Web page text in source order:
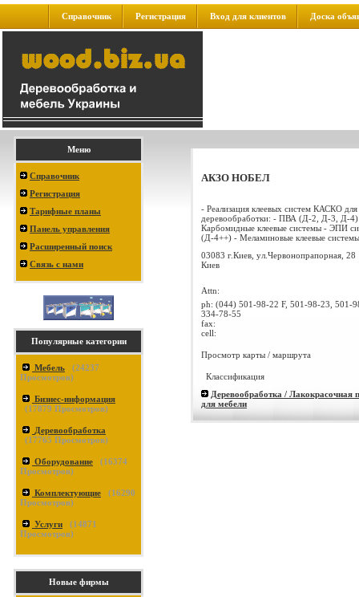
Справочник Регистрация Вход для клиентов Доска
Меню
Справочник
Регистрация
Тарифные планы
Панель управления
Расширенный поиск
Связь с нами
Популярные категории
Мебель (24237
Просмотров)
Бизнес-информация
(17879 Просмотров)
Деревообработка
(17765 Просмотров)
Оборудование (16374
Просмотров)
Комплектующие (16290
Просмотров)
Услуги (14871
Просмотров)
Новые фирмы
АКЗО НОБЕЛ
- Реализация клеевых систем КАСКО для
деревообработки: - ПВА (Д-2, Д-3, Д-
Карбомидные клеевые системы - ЭПИ
(Д-4++) - Меламиновые клеевые
03083 г.Киев, ул.Червонопрапорная, 28
Киев
Attn:
ph: (044) 501-98-22 F, 501-98-23, 501-
334-78-55
fax:
cell:
Просмотр карты / маршрута
Классификация
Деревообработка / Лакокрасочная
для мебели